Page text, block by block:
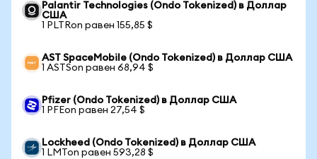
Palantir Technologies (Ondo Tokenized) в Доллар
США
1 PLTRon равен 155,85 $
AST SpaceMobile (Ondo Tokenized) в Доллар США
1 ASTSon равен 68,94 $
Pfizer (Ondo Tokenized) в Доллар США
1 PFEon равен 27,54 $
Lockheed (Ondo Tokenized) в Доллар США
1 LMTon равен 593,28 $